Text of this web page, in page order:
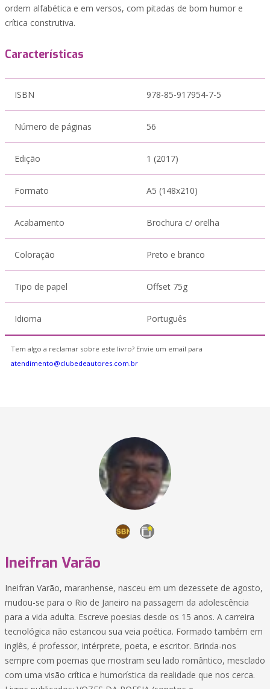
ordem alfabética e em versos, com pitadas de bom humor e
crítica construtiva.
Características
ISBN 978-85-917954-7-5
Número de páginas 56
Edição 1 (2017)
Formato A5 (148x210)
Acabamento Brochura c/ orelha
Coloração Preto e branco
Tipo de papel Offset 75g
Idioma Português
Tem algo a reclamar sobre este livro? Envie um email para
atendimento@clubedeautores.com.br
Ineifran Varão
Ineifran Varão, maranhense, nasceu em um dezessete de agosto,
mudou-se para o Rio de Janeiro na passagem da adolescência
para a vida adulta. Escreve poesias desde os 15 anos. A carreira
tecnológica não estancou sua veia poética. Formado também em
inglês, é professor, intérprete, poeta, e escritor. Brinda-nos
sempre com poemas que mostram seu lado romântico, mesclado
com uma visão crítica e humorística da realidade que nos cerca.